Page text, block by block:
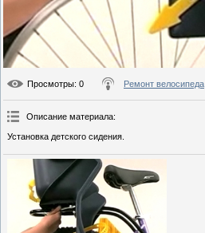
Просмотры: 0 Ремонт велосипеда
Описание материала:
Установка детского сидения.